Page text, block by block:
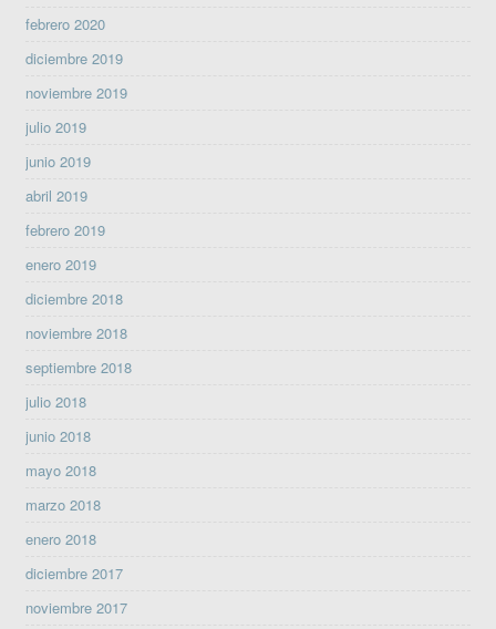
febrero 2020
diciembre 2019
noviembre 2019
julio 2019
junio 2019
abril 2019
febrero 2019
enero 2019
diciembre 2018
noviembre 2018
septiembre 2018
julio 2018
junio 2018
mayo 2018
marzo 2018
enero 2018
diciembre 2017
noviembre 2017